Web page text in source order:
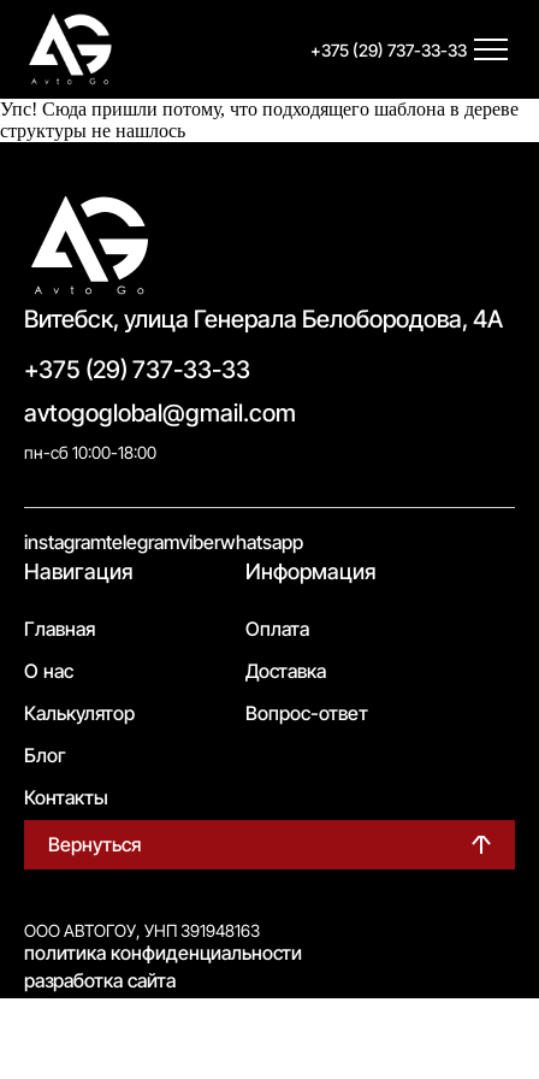
+375 (29) 737-33-33
Упс! Сюда пришли потому, что подходящего шаблона в дереве
структуры не нашлось
Витебск, улица Генерала Белобородова, 4А
+375 (29) 737-33-33
avtogoglobal@gmail.com
пн-сб 10:00-18:00
instagramtelegramviberwhatsapp
Навигация
Главная
О нас
Калькулятор
Блог
Контакты
Информация
Оплата
Доставка
Вопрос-ответ
Вернуться
ООО АВТОГОУ, УНП 391948163
политика конфиденциальности
разработка сайта